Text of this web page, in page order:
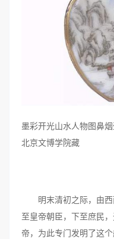
墨彩开光山水人物图鼻
北京文博学院藏
明末清初之际，由西
至皇帝朝臣，下至庶民
帝，为此专门发明了这